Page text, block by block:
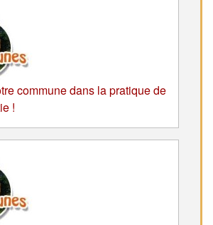
commune dans la pratique de
!